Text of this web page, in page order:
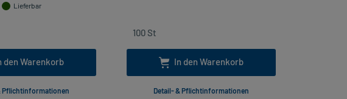
Lieferbar
den Warenkorb
Pflichtinformationen
In den Warenkorb
Detail- & Pflichtinformationen